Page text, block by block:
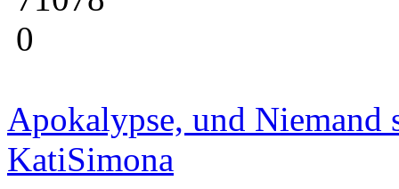
0
Apokalypse, und Niemand
KatiSimona